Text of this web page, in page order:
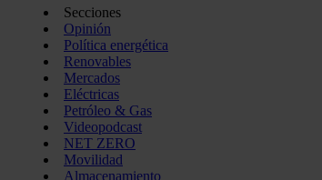
Secciones
Opinión
Política energética
Renovables
Mercados
Eléctricas
Petróleo & Gas
Videopodcast
NET ZERO
Movilidad
Almacenamiento